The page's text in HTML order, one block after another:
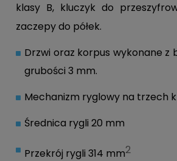
klasy B, kluczyk do
zaczepy do półek.
Drzwi oraz korpus wykonane z
grubości 3 mm.
Mechanizm ryglowy na trzech
Średnica rygli 20 mm
Przekrój rygli 314 mm2